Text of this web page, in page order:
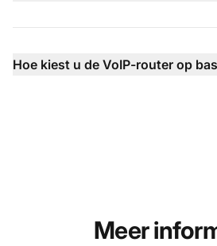
Hoe kiest u de VoIP-router op
Meer